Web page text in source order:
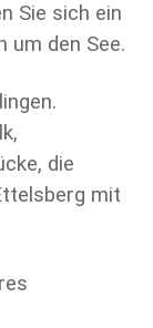
Sie sich ein
um den See.
die
mit